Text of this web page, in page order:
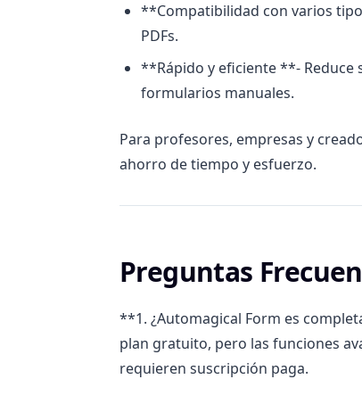
**Compatibilidad con varios
PDFs.
**Rápido y eficiente **- Reduce
formularios manuales.
Para profesores, empresas y
ahorro de tiempo y esfuerzo.
Preguntas
**1. ¿Automagical Form es
plan gratuito, pero las funciones
requieren suscripción paga.